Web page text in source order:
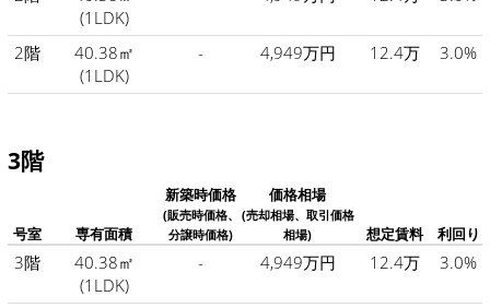
(1LDK)
2階
40.38㎡
(1LDK)
- 4,949万円 12.4万 3.0%
3階
号室 専有面積
新築時価格
(販売時価格、
分譲時価格)
価格相場
(売却相場、取引価格
相場)
想定賃料 利回り
3階
40.38㎡
(1LDK)
- 4,949万円 12.4万 3.0%